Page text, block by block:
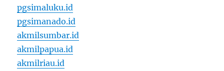
pgsimaluku.id
pgsimanado.id
akmilsumbar.id
akmilpapua.id
akmilriau.id